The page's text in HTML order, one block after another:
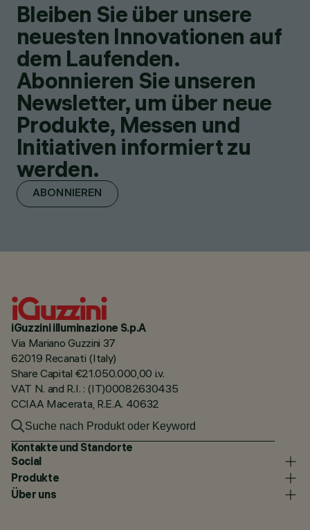
Bleiben Sie über unsere
neuesten Innovationen auf
dem Laufenden.
Abonnieren Sie unseren
Newsletter, um über neue
Produkte, Messen und
Initiativen informiert zu
werden.
ABONNIEREN
iGuzzini illuminazione S.p.A
Via Mariano Guzzini 37
62019 Recanati (Italy)
Share Capital €21.050.000,00 i.v.
VAT N. and R.I. : (IT)00082630435
CCIAA Macerata, R.E.A. 40632
Kontakte und Standorte
Social
Produkte
Über uns